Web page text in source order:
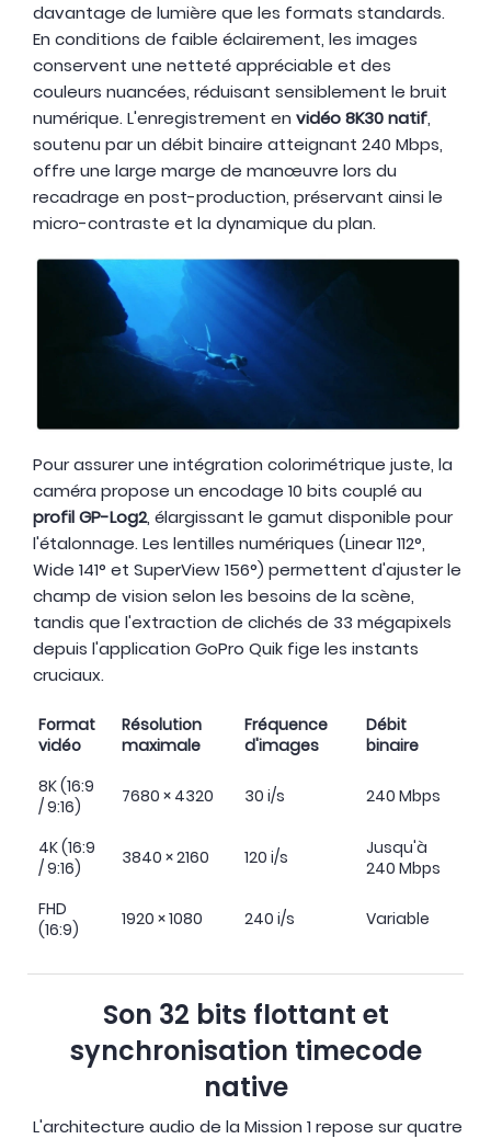
davantage de lumière que les formats standards.
En conditions de faible éclairement, les images
conservent une netteté appréciable et des
couleurs nuancées, réduisant sensiblement le bruit
numérique. L'enregistrement en vidéo 8K30 natif,
soutenu par un débit binaire atteignant 240 Mbps,
offre une large marge de manœuvre lors du
recadrage en post-production, préservant ainsi le
micro-contraste et la dynamique du plan.
Pour assurer une intégration colorimétrique juste, la
caméra propose un encodage 10 bits couplé au
profil GP-Log2, élargissant le gamut disponible pour
l'étalonnage. Les lentilles numériques (Linear 112°,
Wide 141° et SuperView 156°) permettent d'ajuster le
champ de vision selon les besoins de la scène,
tandis que l'extraction de clichés de 33 mégapixels
depuis l'application GoPro Quik fige les instants
cruciaux.
Format
vidéo
Résolution
maximale
Fréquence
d'images
Débit
binaire
8K (16:9
/ 9:16)
7680 × 4320 30 i/s 240 Mbps
4K (16:9
/ 9:16)
3840 × 2160 120 i/s
Jusqu'à
240 Mbps
FHD
(16:9)
1920 × 1080 240 i/s Variable
Son 32 bits flottant et
synchronisation timecode
native
L'architecture audio de la Mission 1 repose sur quatre